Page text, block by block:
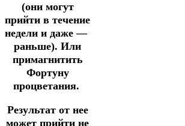
(они могут
прийти в течение
недели и даже —
раньше). Или
примагнитить
Фортуну
процветания.
Результат от нее
может прийти не